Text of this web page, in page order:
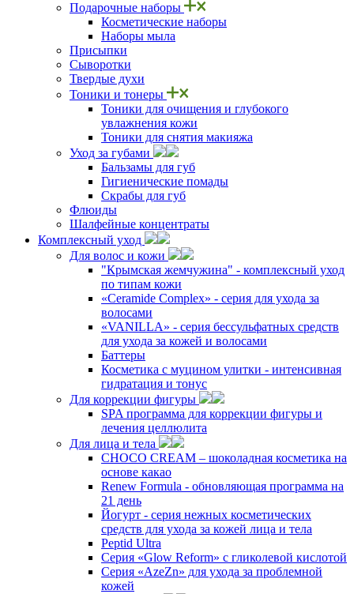
Подарочные наборы
Косметические наборы
Наборы мыла
Присыпки
Сыворотки
Твердые духи
Тоники и тонеры
Тоники для очищения и глубокого
увлажнения кожи
Тоники для снятия макияжа
Уход за губами
Бальзамы для губ
Гигиенические помады
Скрабы для губ
Флюиды
Шалфейные концентраты
Комплексный уход
Для волос и кожи
"Крымская жемчужина" - комплексный уход
по типам кожи
«Ceramide Complex» - серия для ухода за
волосами
«VANILLA» - серия бессульфатных средств
для ухода за кожей и волосами
Баттеры
Косметика с муцином улитки - интенсивная
гидратация и тонус
Для коррекции фигуры
SPA программа для коррекции фигуры и
лечения целлюлита
Для лица и тела
CHOCO CREAM – шоколадная косметика на
основе какао
Renew Formula - обновляющая программа на
21 день
Йогурт - серия нежных косметических
средств для ухода за кожей лица и тела
Peptid Ultra
Cерия «Glow Reform» с гликолевой кислотой
Серия «AzeZn» для ухода за проблемной
кожей